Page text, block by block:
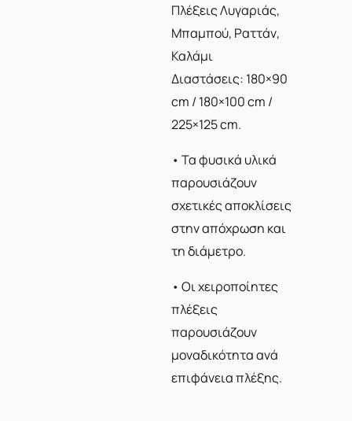
Πλέξεις Λυγαριάς,
Μπαμπού, Ραττάν,
Καλάμι
Διαστάσεις: 180×90
cm / 180×100 cm /
225×125 cm.
• Τα φυσικά υλικά
παρουσιάζουν
σχετικές αποκλίσεις
στην απόχρωση και
τη διάμετρο.
• Οι χειροποίητες
πλέξεις
παρουσιάζουν
μοναδικότητα ανά
επιφάνεια πλέξης.